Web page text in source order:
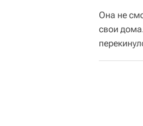
Она не
свои